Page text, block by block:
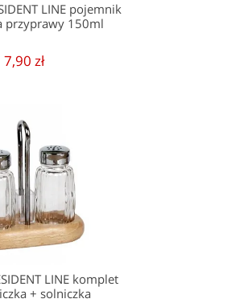
LINE pojemnik
przyprawy 150ml
7,90 zł
LINE komplet
+ solniczka